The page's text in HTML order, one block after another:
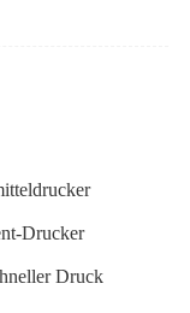
Drucker
Druck